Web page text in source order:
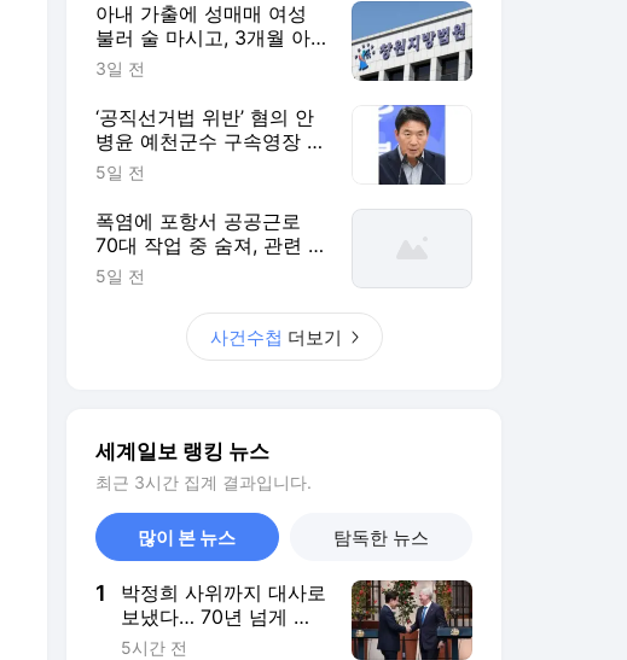
아내 가출에 성매매 여성
불러 술 마시고, 3개월 아
기 때려 숨지게 한 친부 [사
3일 전
‘공직선거법 위반’ 혐의 안
병윤 예천군수 구속영장 기
각 [사건수첩]
5일 전
폭염에 포항서 공공근로
70대 작업 중 숨져, 관련 사
업 전면 중단 [사건수첩]
5일 전
사건수첩 더보기
세계일보 랭킹 뉴스
최근 3시간 집계 결과입니다.
많이 본 뉴스 탐독한 뉴스
1
박정희 사위까지 대사로
보냈다… 70년 넘게 이
어진 ‘칠레 인연’
5시간 전